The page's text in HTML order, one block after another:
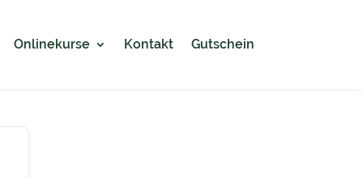
Onlinekurse Kontakt Gutschein